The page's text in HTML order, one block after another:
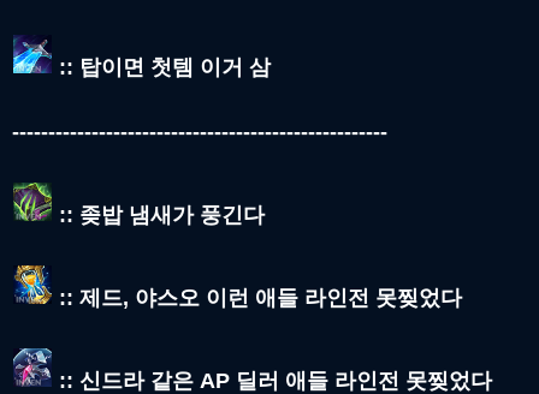
:: 탑이면 첫템 이거 삼
----------------------------------------------------
:: 좆밥 냄새가 풍긴다
:: 제드, 야스오 이런 애들 라인전 못찢었다
:: 신드라 같은 AP 딜러 애들 라인전 못찢었다